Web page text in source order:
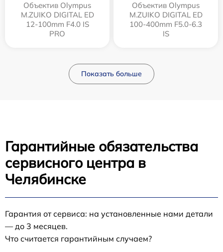
Объектив Olympus
M.ZUIKO DIGITAL ED
12‑100mm F4.0 IS
PRO
Объектив Olympus
M.ZUIKO DIGITAL ED
100-400mm F5.0-6.3
IS
Показать больше
Гарантийные обязательства
сервисного центра в
Челябинске
Гарантия от сервиса: на установленные нами детали
— до 3 месяцев.
Что считается гарантийным случаем?